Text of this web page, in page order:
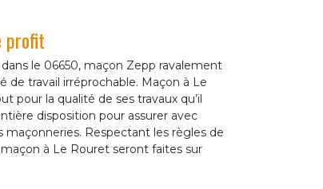
profit
le 06650, maçon Zepp ravalement
de travail irréprochable. Maçon à Le
pour la qualité de ses travaux qu’il
disposition pour assurer avec
Respectant les règles de
à Le Rouret seront faites sur